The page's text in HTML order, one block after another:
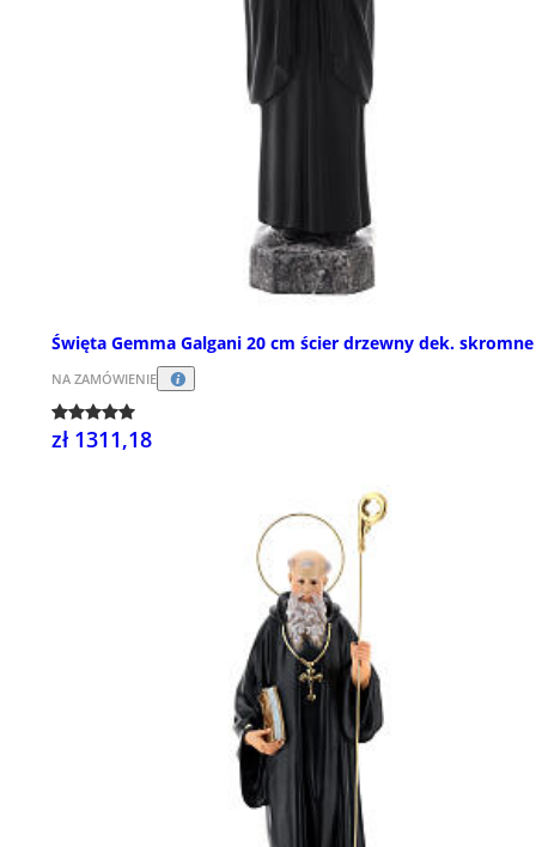
Święta Gemma Galgani 20 cm ścier drzewny dek. skromne
NA ZAMÓWIENIE
zł 1311,18